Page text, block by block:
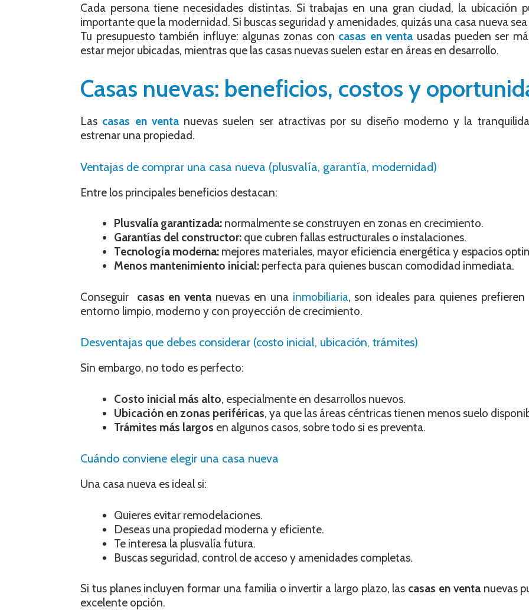
Cada persona tiene necesidades distintas. Si trabajas en una gran ciudad, la ubicación
importante que la modernidad. Si buscas seguridad y amenidades, quizás una casa nueva
Tu presupuesto también influye: algunas zonas con casas en venta usadas pueden ser
estar mejor ubicadas, mientras que las casas nuevas suelen estar en áreas en desarrollo.
Casas nuevas: beneficios, costos y
Las casas en ventanuevas suelen ser atractivas por su diseño moderno y la
estrenar una propiedad.
Ventajas de comprar una casa nueva (plusvalía, garantía, modernidad)
Entre los principales beneficios destacan:
Plusvalía garantizada: normalmente se construyen en zonas en crecimiento.
Garantías del constructor: que cubren fallas estructurales o instalaciones.
Tecnología moderna: mejores materiales, mayor eficiencia energética y espacios
Menos mantenimiento inicial: perfecta para quienes buscan comodidad inmediata.
Conseguir casas en venta nuevas en unainmobiliaria, son ideales para quienes
entorno limpio, moderno y con proyección de crecimiento.
Desventajas que debes considerar (costo inicial, ubicación, trámites)
Sin embargo, no todo es perfecto:
Costo inicial más alto, especialmente en desarrollos nuevos.
Ubicación en zonas periféricas, ya que las áreas céntricas tienen menos suelo
Trámites más largos en algunos casos, sobre todo si es preventa.
Cuándo conviene elegir una casa nueva
Una casa nueva es ideal si:
Quieres evitar remodelaciones.
Deseas una propiedad moderna y eficiente.
Te interesa la plusvalía futura.
Buscas seguridad, control de acceso y amenidades completas.
Si tus planes incluyen formar una familia o invertir a largo plazo, las casas en ventanuevas
excelente opción.